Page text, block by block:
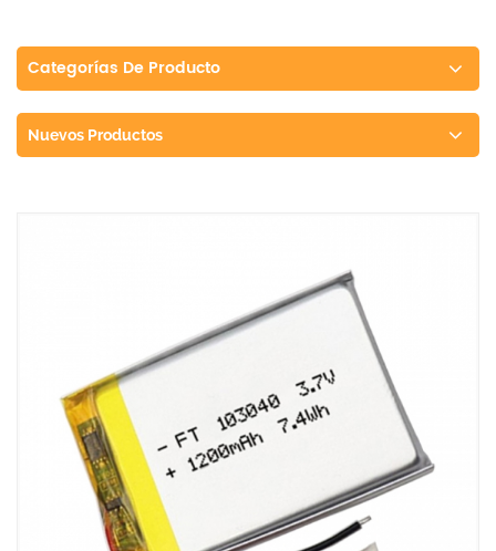
Categorías De Producto
Nuevos Productos